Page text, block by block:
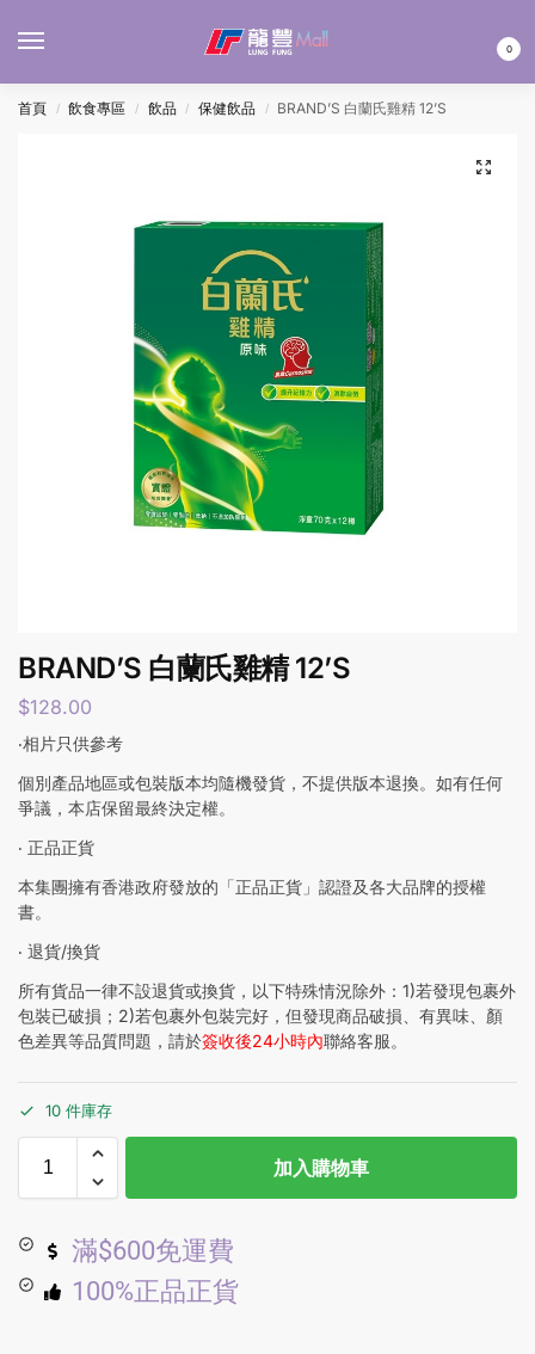
0
首頁 / 飲食專區 / 飲品 / 保健飲品 / BRAND’S 白蘭氏雞精 12’S
BRAND’S 白蘭氏雞精 12’S
$128.00
‧相片只供參考
個別產品地區或包裝版本均隨機發貨，不提供版本退換。如有任何
爭議，本店保留最終決定權。
‧ 正品正貨
本集團擁有香港政府發放的「正品正貨」認證及各大品牌的授權
書。
‧ 退貨/換貨
所有貨品一律不設退貨或換貨，以下特殊情況除外：1)若發現包裹外
包裝已破損；2)若包裹外包裝完好，但發現商品破損、有異味、顏
色差異等品質問題，請於簽收後24小時內聯絡客服。
10 件庫存
加入購物車
滿$600免運費
100%正品正貨